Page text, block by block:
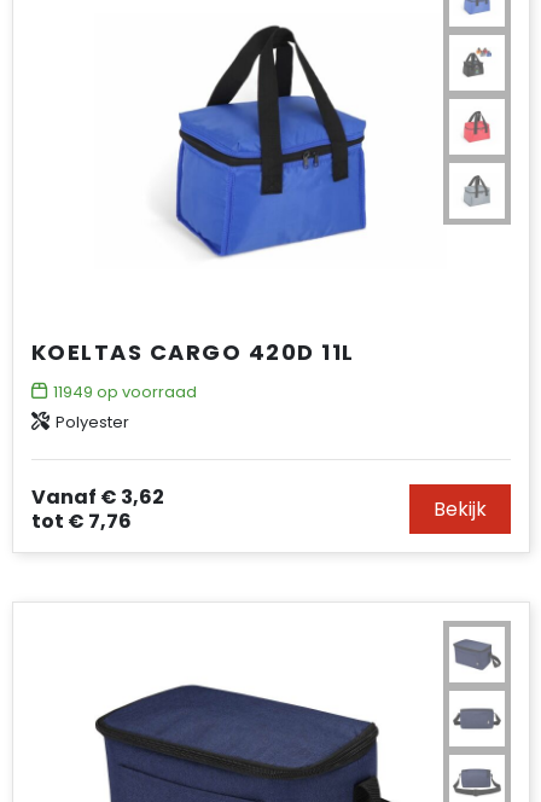
KOELTAS CARGO 420D 11L
11949 op voorraad
Polyester
Vanaf € 3,62
tot € 7,76 Bekijk